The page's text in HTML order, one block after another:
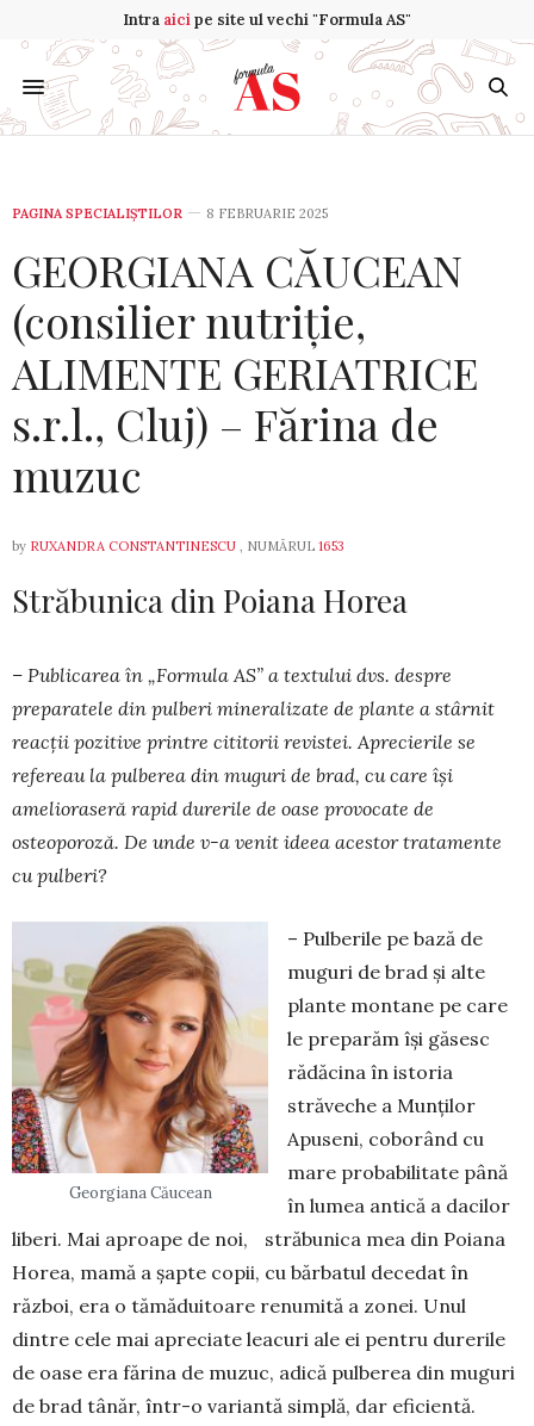
Intra aicipe site ul vechi "Formula AS"
PAGINA SPECIALIȘTILOR 8 FEBRUARIE 2025
GEORGIANA CĂUCEAN
(consilier nutriție,
ALIMENTE GERIATRICE
s.r.l., Cluj) – Fărina de
muzuc
by RUXANDRA CONSTANTINESCU , NUMĂRUL 1653
Străbunica din Poiana Horea
– Publicarea în „Formula AS” a textului dvs. despre
preparatele din pulberi mineralizate de plante a stârnit
reacții pozitive printre cititorii revistei. Aprecierile se
refereau la pulberea din muguri de brad, cu care își
amelioraseră rapid durerile de oase provocate de
osteoporoză. De unde v-a venit ideea acestor tratamente
cu pulberi?
Georgiana Căucean
– Pulberile pe bază de
muguri de brad și alte
plante montane pe care
le preparăm își găsesc
rădăcina în istoria
străveche a Munților
Apuseni, coborând cu
mare probabilitate până
în lumea antică a dacilor
liberi. Mai aproape de noi, străbunica mea din Poiana
Horea, mamă a șapte copii, cu bărbatul decedat în
război, era o tămăduitoare renumită a zonei. Unul
dintre cele mai apreciate leacuri ale ei pentru durerile
de oase era fărina de muzuc, adică pulberea din muguri
de brad tânăr, într-o variantă simplă, dar eficientă.